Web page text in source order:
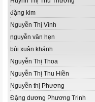
đặng kim
Nguyễn Thị Vinh
nguyễn văn hẹn
bùi xuân khánh
Nguyễn Thị Thoa
Nguyễn Thị Thu Hiền
Nguyễn thị Phương
Đặng dương Phương Trinh